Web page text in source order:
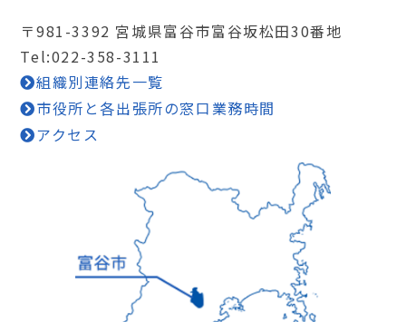
〒981-3392 宮城県富谷市富谷坂松田30番地
Tel:022-358-3111
組織別連絡先一覧
市役所と各出張所の窓口業務時間
アクセス